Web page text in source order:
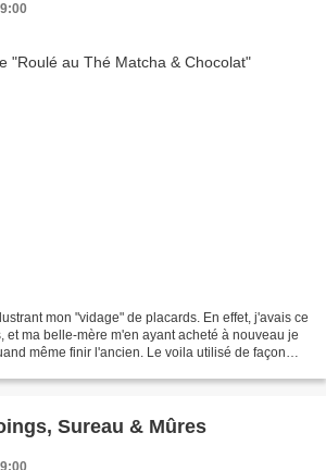
mon "vidage" de placards. En effet, j'avais ce
et ma belle-mère m'en ayant acheté à nouveau je
même finir l'ancien. Le voila utilisé de façon
Sureau & Mûres